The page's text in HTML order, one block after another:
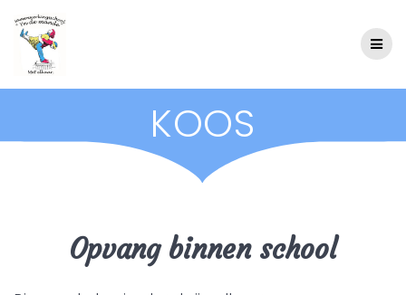
KOOS
Opvang binnen school